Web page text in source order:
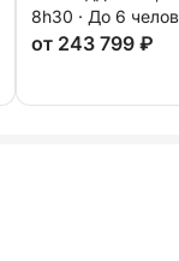
8h30 · До 6
от 243 799 ₽